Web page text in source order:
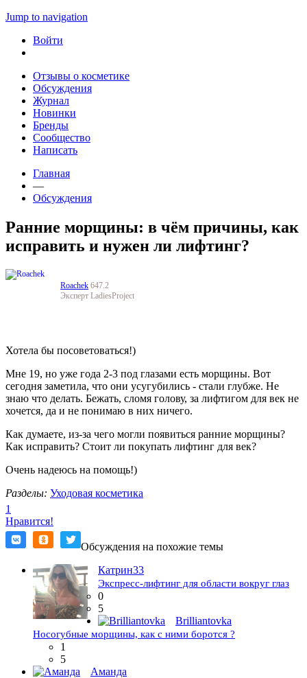
Jump to navigation
Войти
Отзывы о косметике
Обсуждения
Журнал
Новинки
Бренды
Сообщество
Написать
Главная
—
Обсуждения
Ранние морщины: в чём причины, как
исправить и нужен ли лифтинг?
Roachek 647.2
Эксперт LadiesProject
Хотела бы посоветоваться!)
Мне 19, но уже года 2-3 под глазами есть морщины. Вот
сегодня заметила, что они усугубились - стали глубже. Не
знаю что делать. Бежать, сломя голову, за лифтигом для век не
хочется, да и не понимаю в них ничего.
Как думаете, из-за чего могли появиться ранние морщины?
Как исправить? Стоит ли покупать лифтинг для век?
Очень надеюсь на помощь!)
Разделы: Уходовая косметика
1
Нравится!
Обсуждения на похожие темы
Катрин33
Экспресс-лифтинг для области вокруг глаз
0
5
Brilliantovka
Носогубные морщины, как с ними боротся ?
1
5
Аманда